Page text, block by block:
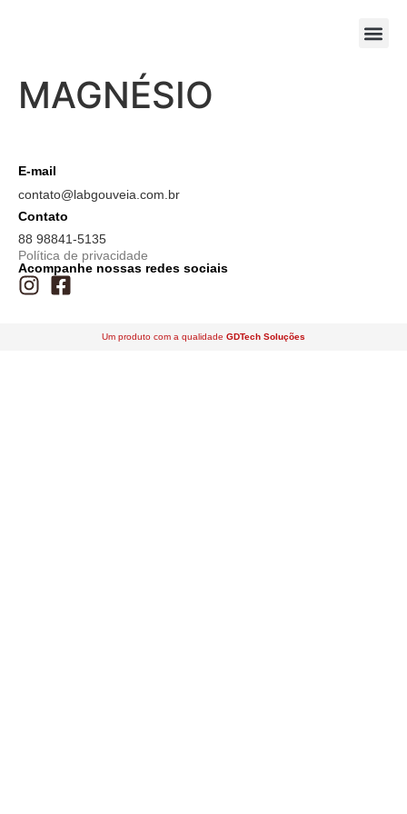
MAGNÉSIO
E-mail
contato@labgouveia.com.br
Contato
88 98841-5135
Política de privacidade
Acompanhe nossas redes sociais
Um produto com a qualidade GDTech Soluções